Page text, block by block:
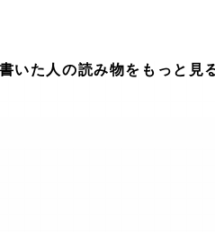
書いた人の読み物をもっと見